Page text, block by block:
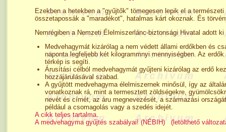
Ezekben a hetekben a "gyűjtők" tömegesen lepik el a
összetapossák a "maradékot", hatalmas kárt okoznak. És
Nemrégiben a Nemzeti Élelmiszerlánc-biztonsági Hivatal adott ki
Medvehagymát kizárólag a nem védett állami erdőkben és
naponta legfeljebb két kilogrammnyi mennyiségben. Az
térkép is segíti.
Árusítási célból medvehagymát gyűjteni kizárólag az erdő
hozzájárulásával szabad.
A gyűjtött medvehagyma élelmiszernek minősül, így az
vonatkoznak rá, mint a termesztett zöldségekre,
nevét és címét, az áru megnevezését, a származási
például a csomagolás vagy a szedés idejét.
A cikk teljes tartalma.
A medvehagyma gyűjtés szabályai! (NÉBIH)
(letölthető